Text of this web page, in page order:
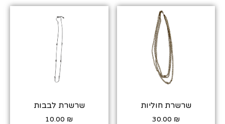
שרשרת חוליות
30.00 ₪
שרשרת לבבות
10.00 ₪